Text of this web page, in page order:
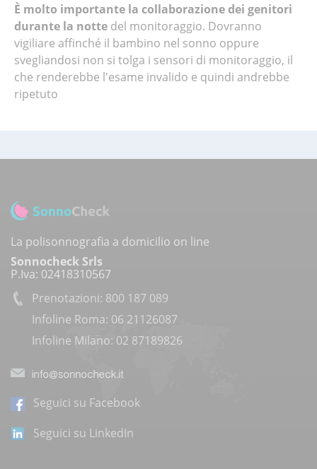
È molto importante la collaborazione dei genitori
durante la notte del monitoraggio. Dovranno
vigiliare affinché il bambino nel sonno oppure
svegliandosi non si tolga i sensori di monitoraggio, il
che renderebbe l'esame invalido e quindi andrebbe
ripetuto
La polisonnografia a domicilio on line
Sonnocheck Srls
P.Iva: 02418310567
Prenotazioni: 800 187 089
Infoline Roma: 06 21126087
Infoline Milano: 02 87189826
Seguici su Facebook
Seguici su LinkedIn